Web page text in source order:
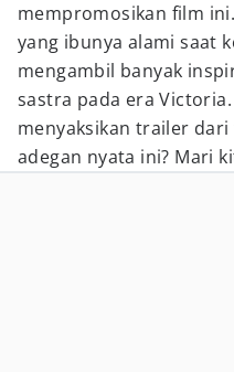
mempromosikan film
yang ibunya alami saat
mengambil banyak
sastra pada era
menyaksikan trailer
adegan nyata ini? Mari